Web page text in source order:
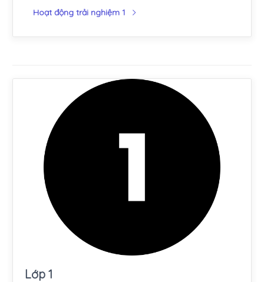
Hoạt động trải nghiệm 1
Lớp 1